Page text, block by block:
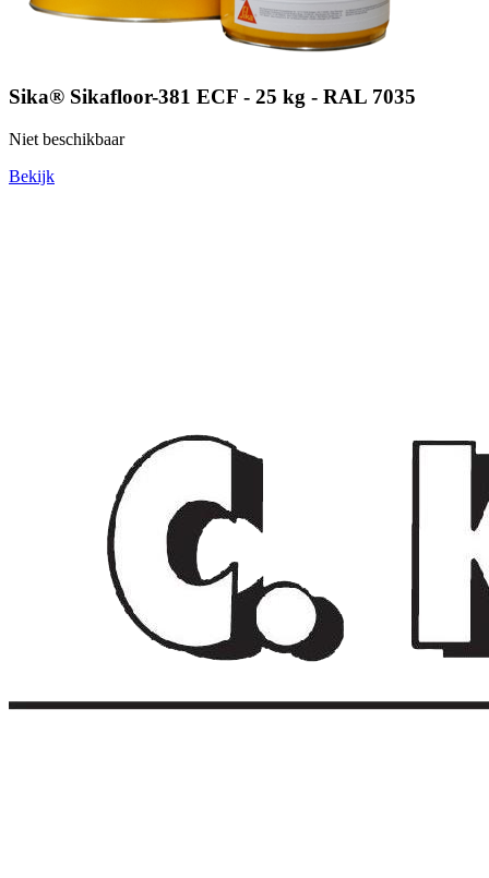
Sika® Sikafloor-381 ECF - 25 kg - RAL 7035
Niet beschikbaar
Bekijk